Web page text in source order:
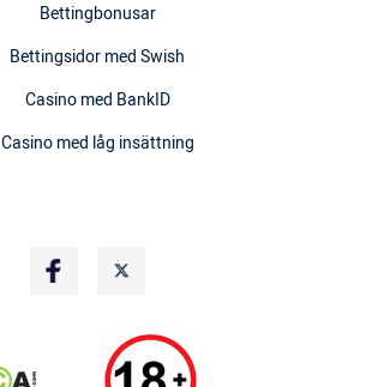
Bettingbonusar
Bettingsidor med Swish
Casino med BankID
Casino med låg insättning